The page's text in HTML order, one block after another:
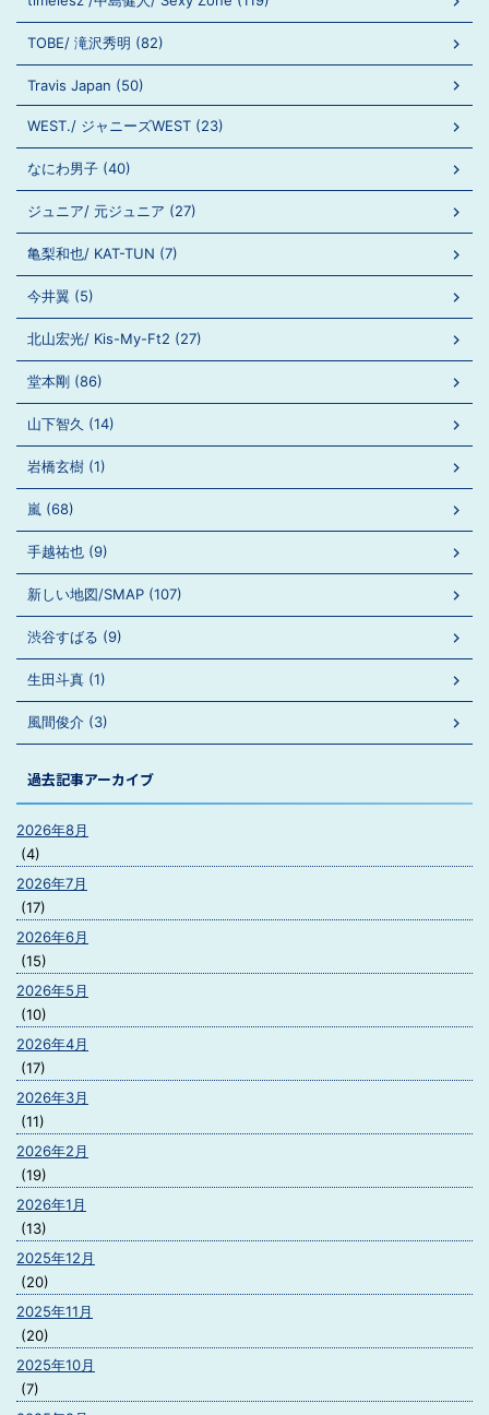
TOBE/ 滝沢秀明 (82)
Travis Japan (50)
WEST./ ジャニーズWEST (23)
なにわ男子 (40)
ジュニア/ 元ジュニア (27)
亀梨和也/ KAT-TUN (7)
今井翼 (5)
北山宏光/ Kis-My-Ft2 (27)
堂本剛 (86)
山下智久 (14)
岩橋玄樹 (1)
嵐 (68)
手越祐也 (9)
新しい地図/SMAP (107)
渋谷すばる (9)
生田斗真 (1)
風間俊介 (3)
過去記事アーカイブ
2026年8月
(4)
2026年7月
(17)
2026年6月
(15)
2026年5月
(10)
2026年4月
(17)
2026年3月
(11)
2026年2月
(19)
2026年1月
(13)
2025年12月
(20)
2025年11月
(20)
2025年10月
(7)